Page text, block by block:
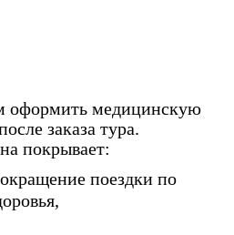
оформить медицинскую
заказа тура.
покрывает:
поездки по